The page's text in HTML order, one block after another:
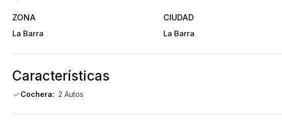
Sauna seco y húmedo
Gimnasio
ZONA
La Barra
CIUDAD
La Barra
Características
Cochera: 2 Autos